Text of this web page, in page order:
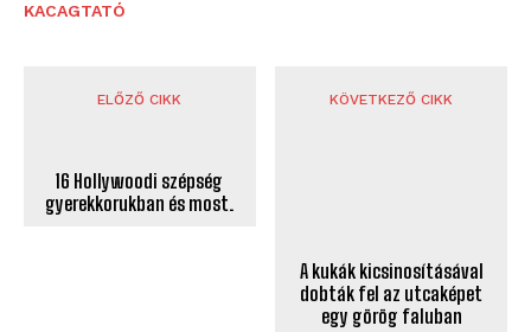
KACAGTATÓ
ELŐZŐ CIKK
16 Hollywoodi szépség
KÖVETKEZŐ CIKK
egy görög faluban